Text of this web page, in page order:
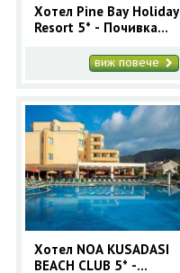
Хотел Pine Bay Holiday
Resort 5* - Почивка
нощувки Лято 2026
виж повече
Хотел NOA KUSADASI
BEACH CLUB 5* -